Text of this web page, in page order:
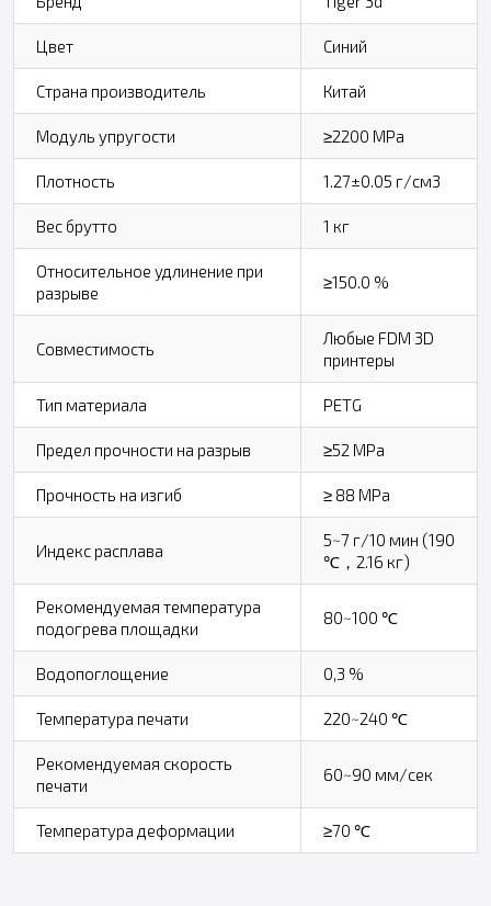
Цвет Синий
Страна производитель Китай
Модуль упругости ≥2200 MPa
Плотность 1.27±0.05 г/см3
Вес брутто 1 кг
Относительное удлинение при
разрыве
≥150.0 %
Совместимость
Любые FDM 3D
принтеры
Тип материала PETG
Предел прочности на разрыв ≥52 MPa
Прочность на изгиб ≥ 88 MPa
Индекс расплава
5~7 г/10 мин (190
℃，2.16 кг)
Рекомендуемая температура
подогрева площадки
80~100 ℃
Водопоглощение 0,3 %
Температура печати 220~240 ℃
Рекомендуемая скорость
печати
60~90 мм/сек
Температура деформации ≥70 ℃